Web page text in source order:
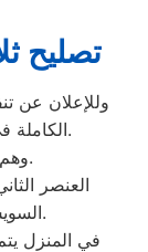
تصليح
الكاملة في المنزل ،يجب توفر ثلاثة عناصر رئيسية.
وهم من المهندسين المؤهلين والمدربين.
العنصر
السويس ،والعنصر الثالث هو ضمان الصيانة.